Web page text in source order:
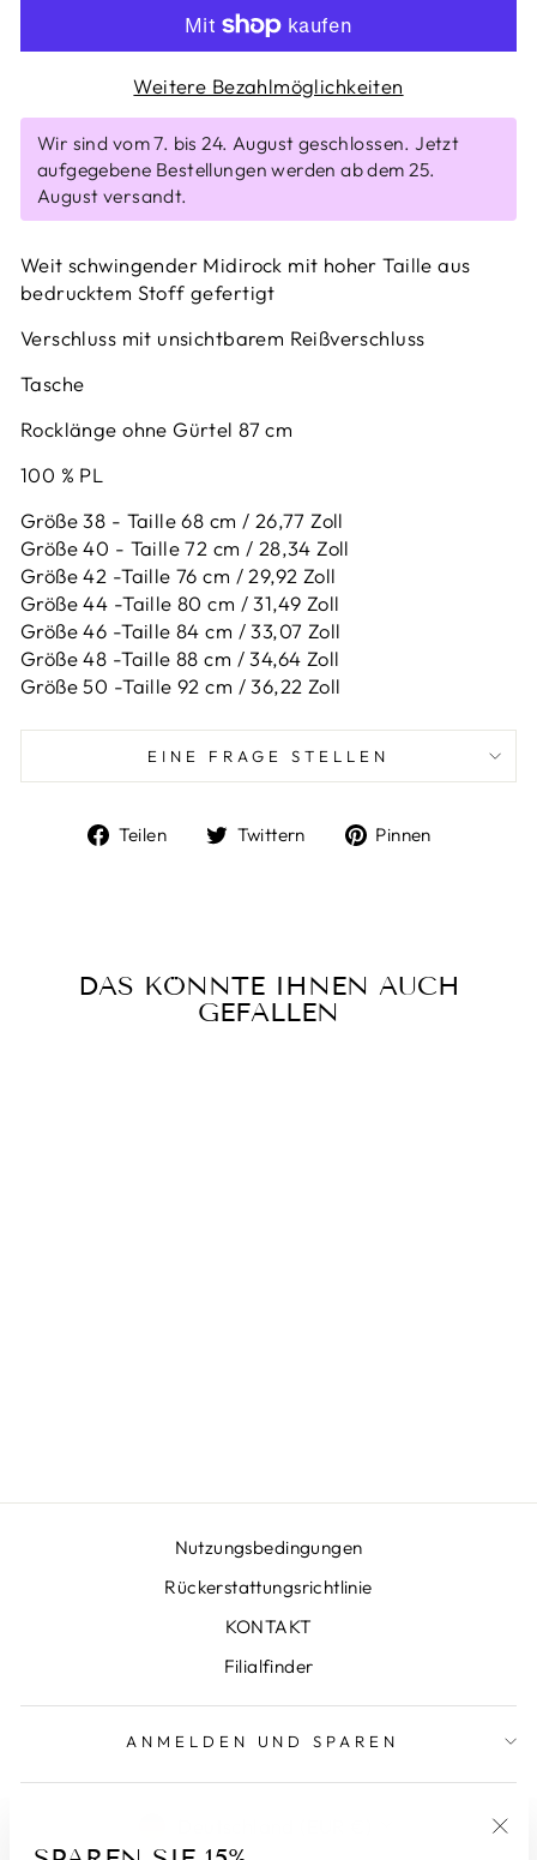
Weitere Bezahlmöglichkeiten
Wir sind vom 7. bis 24. August geschlossen. Jetzt
aufgegebene Bestellungen werden ab dem 25.
August versandt.
Weit schwingender Midirock mit hoher Taille aus
bedrucktem Stoff gefertigt
Verschluss mit unsichtbarem Reißverschluss
Tasche
Rocklänge ohne Gürtel 87 cm
100 % PL
Größe 38 - Taille 68 cm / 26,77 Zoll
Größe 40 - Taille 72 cm / 28,34 Zoll
Größe 42 -Taille 76 cm / 29,92 Zoll
Größe 44 -Taille 80 cm / 31,49 Zoll
Größe 46 -Taille 84 cm / 33,07 Zoll
Größe 48 -Taille 88 cm / 34,64 Zoll
Größe 50 -Taille 92 cm / 36,22 Zoll
EINE FRAGE STELLEN
Teilen
Auf
Twittern
Auf
Pinnen
DAS KÖNNTE IHNEN AUCH
GEFALLEN
Nutzungsbedingungen
Rückerstattungsrichtlinie
KONTAKT
Filialfinder
ANMELDEN UND SPAREN